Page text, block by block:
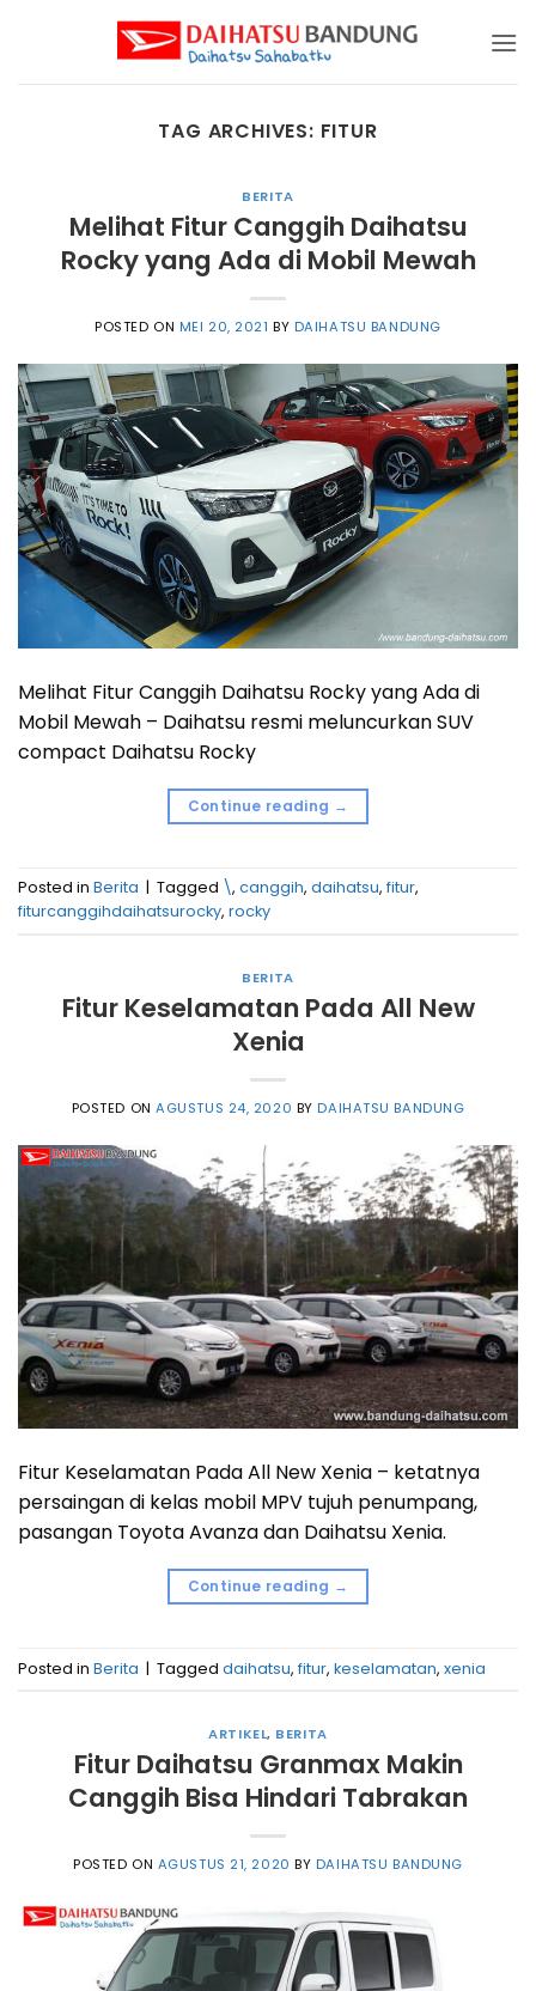
TAG ARCHIVES: FITUR
BERITA
Melihat Fitur Canggih Daihatsu
Rocky yang Ada di Mobil Mewah
POSTED ON MEI 20, 2021 BY DAIHATSU BANDUNG
Melihat Fitur Canggih Daihatsu Rocky yang Ada di
Mobil Mewah – Daihatsu resmi meluncurkan SUV
compact Daihatsu Rocky
Continue reading →
Posted in Berita | Tagged \, canggih, daihatsu, fitur,
fiturcanggihdaihatsurocky, rocky
BERITA
Fitur Keselamatan Pada All New
Xenia
POSTED ONAGUSTUS 24, 2020 BYDAIHATSU BANDUNG
Fitur Keselamatan Pada All New Xenia – ketatnya
persaingan di kelas mobil MPV tujuh penumpang,
pasangan Toyota Avanza dan Daihatsu Xenia.
Continue reading →
Posted in Berita | Tagged daihatsu, fitur, keselamatan, xenia
ARTIKEL, BERITA
Fitur Daihatsu Granmax Makin
Canggih Bisa Hindari Tabrakan
POSTED ON AGUSTUS 21, 2020 BY DAIHATSU BANDUNG